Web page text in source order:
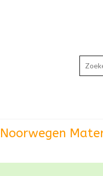
Noorwegen